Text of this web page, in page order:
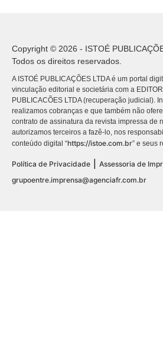
Copyright © 2026 - ISTOÉ
Todos os direitos reservados.
A ISTOÉ PUBLICAÇÕES LTDA é um portal
vinculação editorial e societária com a
PUBLICACÕES LTDA (recuperação judicial).
realizamos cobranças e que também não
contrato de assinatura da revista impressa de
autorizamos terceiros a fazê-lo, nos
conteúdo digital “https://istoe.com.br” e seus
Política de Privacidade
Assessoria de
grupoentre.imprensa@agenciafr.com.br